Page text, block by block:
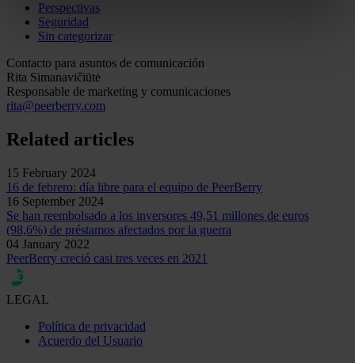
Perspectivas
Seguridad
Sin categorizar
Contacto para asuntos de comunicación
Rita Simanavičiūtė
Responsable de marketing y comunicaciones
rita@peerberry.com
Related articles
15 February 2024
16 de febrero: día libre para el equipo de PeerBerry
16 September 2024
Se han reembolsado a los inversores 49,51 millones de euros
(98,6%) de préstamos afectados por la guerra
04 January 2022
PeerBerry creció casi tres veces en 2021
LEGAL
Política de privacidad
Acuerdo del Usuario